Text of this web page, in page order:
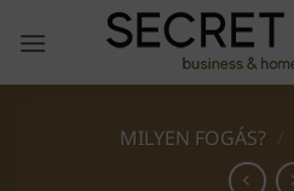
MILYEN FOGÁS?